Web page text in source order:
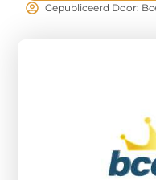
Gepubliceerd Door: